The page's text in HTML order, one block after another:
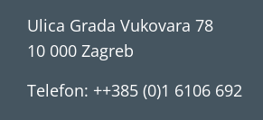
Ulica Grada Vukovara 78
10 000 Zagreb
Telefon: ++385 (0)1 6106 692